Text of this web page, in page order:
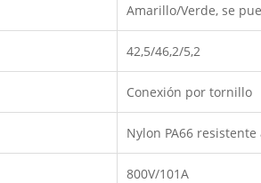
Amarillo/Verde, se
42,5/46,2/5,2
Conexión por tornillo
Nylon PA66
800V/101A